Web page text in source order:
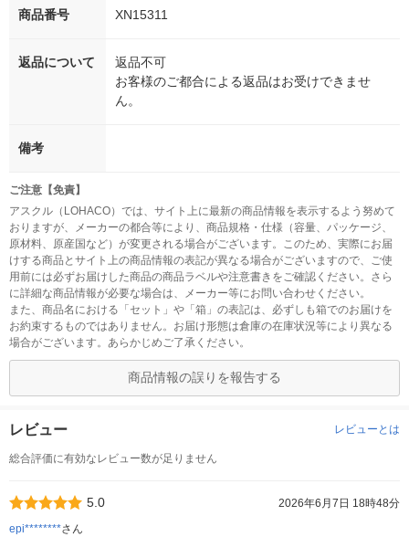
商品番号 XN15311
返品について
返品不可
お客様のご都合による返品はお受けできませ
ん。
備考
ご注意【免責】
アスクル（LOHACO）では、サイト上に最新の商品情報を表示するよう努めて
おりますが、メーカーの都合等により、商品規格・仕様（容量、パッケージ、
原材料、原産国など）が変更される場合がございます。このため、実際にお届
けする商品とサイト上の商品情報の表記が異なる場合がございますので、ご使
用前には必ずお届けした商品の商品ラベルや注意書きをご確認ください。さら
に詳細な商品情報が必要な場合は、メーカー等にお問い合わせください。
また、商品名における「セット」や「箱」の表記は、必ずしも箱でのお届けを
お約束するものではありません。お届け形態は倉庫の在庫状況等により異なる
場合がございます。あらかじめご了承ください。
商品情報の誤りを報告する
レビュー レビューとは
総合評価に有効なレビュー数が足りません
5.0
2026年6月7日 18時48分
epi********さん